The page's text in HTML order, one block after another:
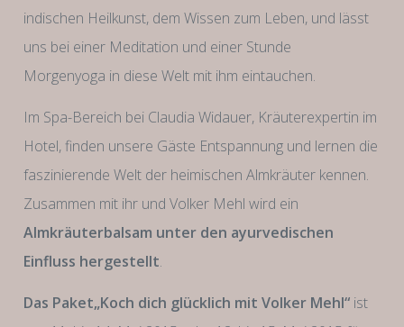
indischen Heilkunst, dem Wissen zum Leben, und lässt
uns bei einer Meditation und einer Stunde
Morgenyoga in diese Welt mit ihm eintauchen.
Im Spa-Bereich bei Claudia Widauer, Kräuterexpertin im
Hotel, finden unsere Gäste Entspannung und lernen die
faszinierende Welt der heimischen Almkräuter kennen.
Zusammen mit ihr und Volker Mehl wird ein
Almkräuterbalsam unter den ayurvedischen
Einfluss hergestellt.
Das Paket„Koch dich glücklich mit Volker Mehl“ ist